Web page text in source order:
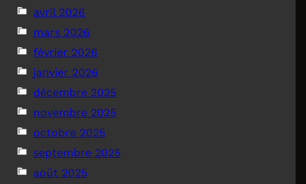
avril 2026
mars 2026
février 2026
janvier 2026
décembre 2025
novembre 2025
octobre 2025
septembre 2025
août 2025